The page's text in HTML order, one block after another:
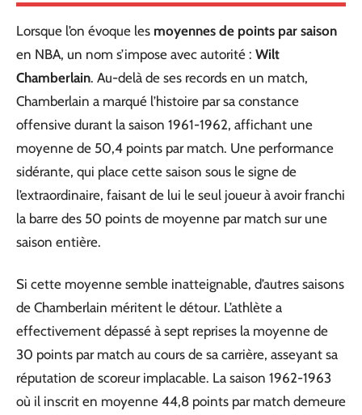
Lorsque l’on évoque les moyennes de points par saison
en NBA, un nom s’impose avec autorité : Wilt
Chamberlain. Au-delà de ses records en un match,
Chamberlain a marqué l’histoire par sa constance
offensive durant la saison 1961-1962, affichant une
moyenne de 50,4 points par match. Une performance
sidérante, qui place cette saison sous le signe de
l’extraordinaire, faisant de lui le seul joueur à avoir franchi
la barre des 50 points de moyenne par match sur une
saison entière.
Si cette moyenne semble inatteignable, d’autres saisons
de Chamberlain méritent le détour. L’athlète a
effectivement dépassé à sept reprises la moyenne de
30 points par match au cours de sa carrière, asseyant sa
réputation de scoreur implacable. La saison 1962-1963
où il inscrit en moyenne 44,8 points par match demeure